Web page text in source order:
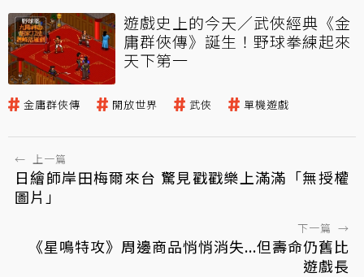
遊戲史上的今天／武俠經典《金
庸群俠傳》誕生！野球拳練起來
天下第一
金庸群俠傳 開放世界 武俠 單機遊戲
← 上一篇
日繪師岸田梅爾來台 驚見戳戳樂上滿滿「無授權
圖片」
下一篇 →
《星鳴特攻》周邊商品悄悄消失...但壽命仍舊比
遊戲長